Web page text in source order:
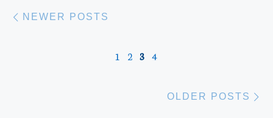
NEWER POSTS
1 2 3 4
OLDER POSTS